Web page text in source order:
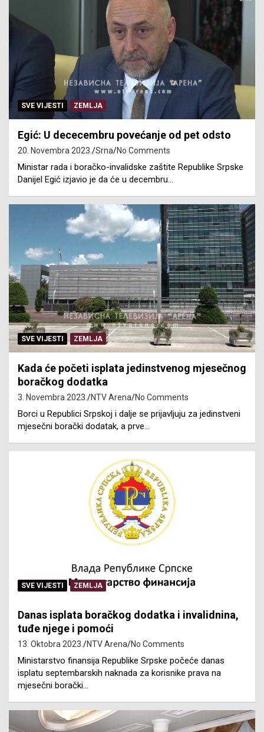
SVE VIJESTI ZEMLJA
Egić: U dececembru povećanje od pet odsto
20. Novembra 2023. Srna No Comments
Ministar rada i boračko-invalidske zaštite Republike Srpske
Danijel Egić izjavio je da će u decembru…
SVE VIJESTI ZEMLJA
Kada će početi isplata jedinstvenog mjesečnog
boračkog dodatka
3. Novembra 2023. NTV Arena No Comments
Borci u Republici Srpskoj i dalje se prijavljuju za jedinstveni
mjesečni borački dodatak, a prve…
SVE VIJESTI ZEMLJA
Danas isplata boračkog dodatka i invalidnina,
tuđe njege i pomoći
13. Oktobra 2023. NTV Arena No Comments
Ministarstvo finansija Republike Srpske počeće danas
isplatu septembarskih naknada za korisnike prava na
mjesečni borački…